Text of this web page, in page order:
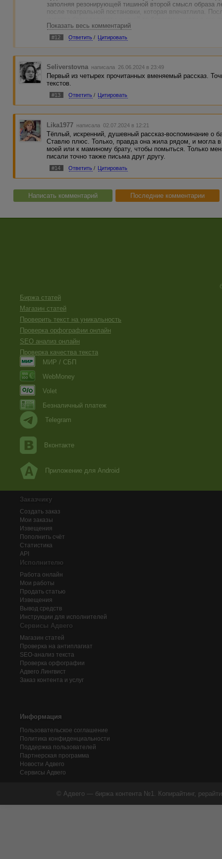
заполняя резонирующей тишиной второй смысл образа
после театральной постановки, которая впечатлила.
Переосмысление темы расставания добавило новых
Не будь этих параллелей, текст остался бы письмом
Показать весь комментарий
#12 Ответить / Цитировать
Seliverstovna написала 26.06.2024 в 23:49
Первый из четырех прочитанных вменяемый рассказ.
текстов.
#13 Ответить / Цитировать
Lika1977 написала 02.07.2024 в 12:21
Тёплый, искренний, душевный рассказ-воспоминание о
Ставлю плюс. Только, правда она жила рядом, и могла
моей или к маминому брату, чтобы помыться. Только
писали точно также письма друг другу.
#14 Ответить / Цитировать
Написать комментарий Последние комментарии
Биржа статей
Магазин статей
Проверить текст на уникальность
Проверка орфографии онлайн
SEO анализ онлайн
Проверка качества текста
МИР / СБП
WebMoney
Volet
Безналичный платеж
Telegram
Вконтакте
Приложение для Android
Заказчику
Создать заказ
Мои заказы
Извещения
Пополнить счёт
Статистика
API
Исполнителю
Работа онлайн
Мои работы
Продать статью
Извещения
Вывод средств
Инструкции для исполнителей
Сервисы Адвего
Магазин статей
Проверка на антиплагиат
SEO-анализ текста
Проверка орфографии
Адвего Лингвист
Заказ контента и услуг
Информация
Пользовательское соглашение
Политика конфиденциальности
Поддержка пользователей
Партнерская программа
Новости Адвего
Сервисы Адвего
© Адвего — биржа контента №1. Копирайтинг,